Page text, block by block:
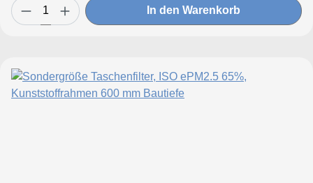
In den Warenkorb